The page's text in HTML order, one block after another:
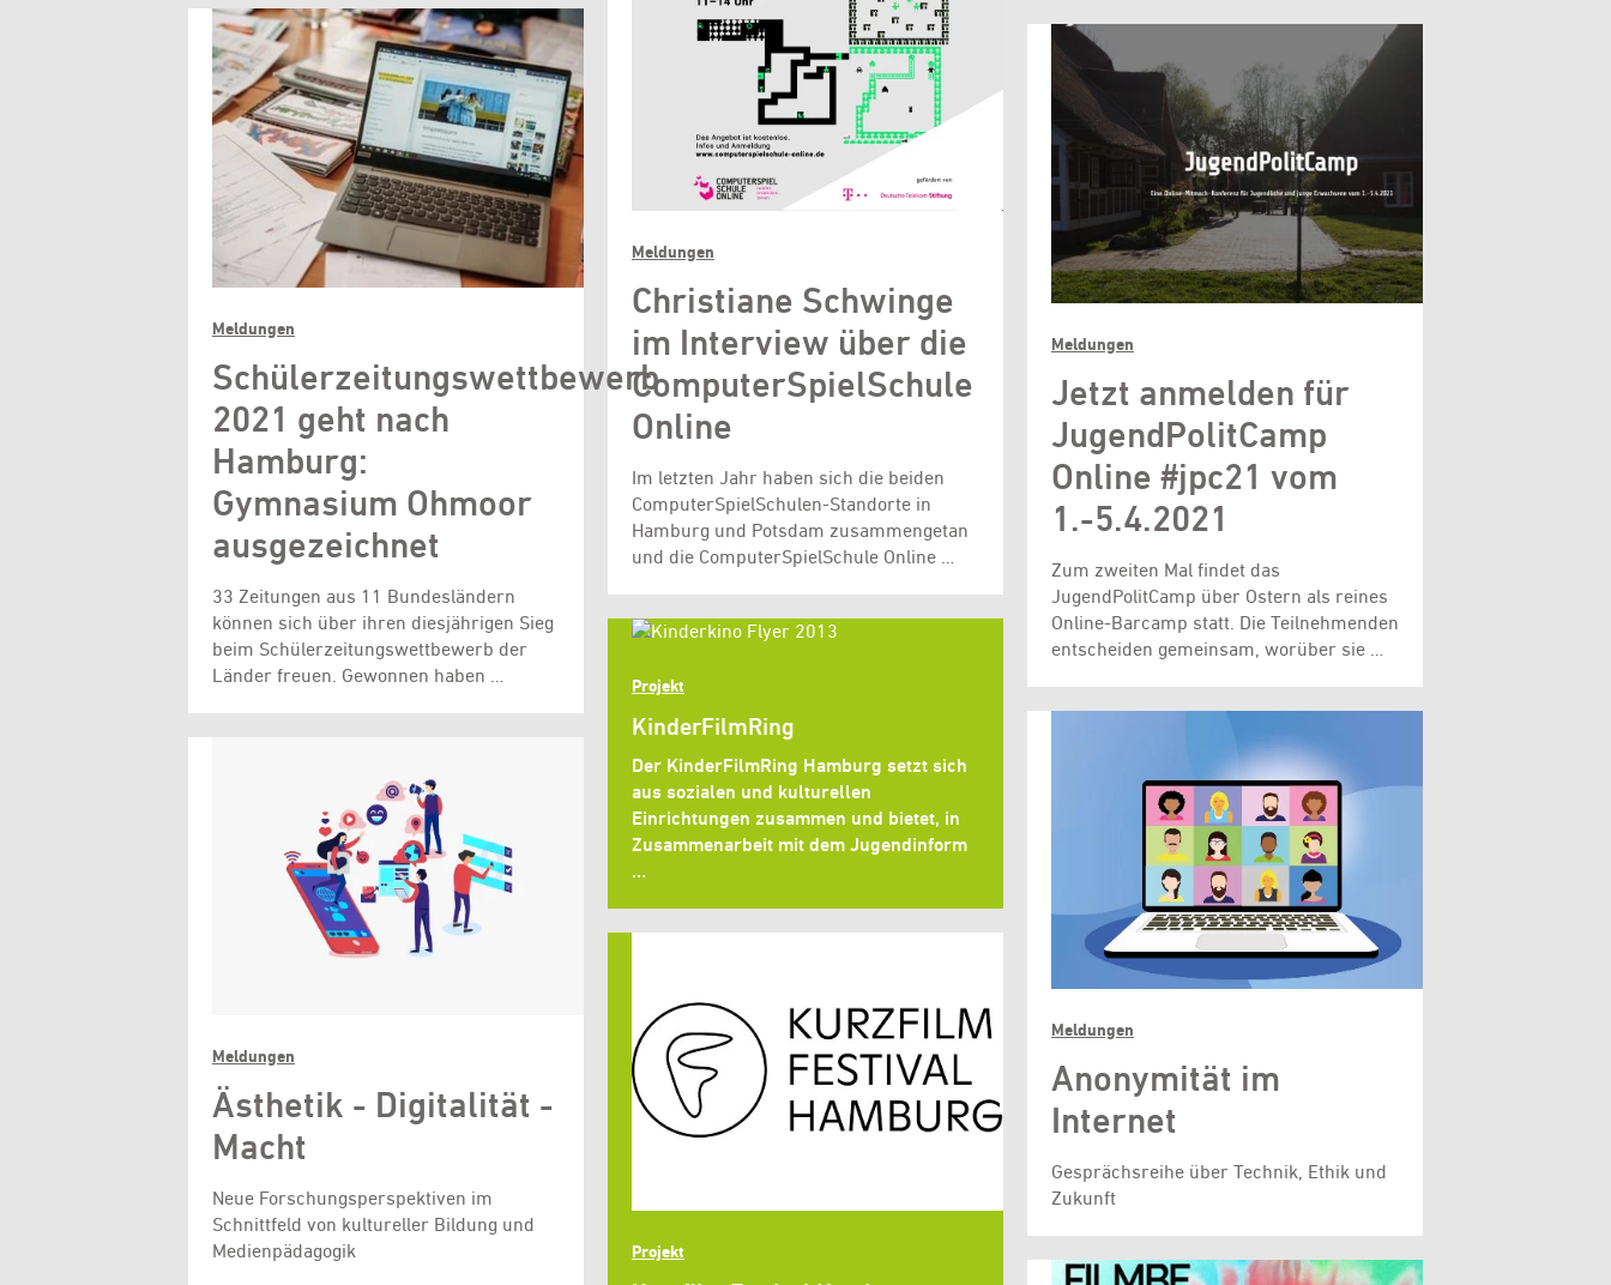
Meldungen
Christiane Schwinge
im Interview über die
ComputerSpielSchule
Online
Im letzten Jahr haben sich die beiden
ComputerSpielSchulen-Standorte in
Hamburg und Potsdam zusammengetan
und die ComputerSpielSchule Online …
Meldungen
Schülerzeitungswettbewerb
2021 geht nach
Hamburg:
Gymnasium Ohmoor
ausgezeichnet
33 Zeitungen aus 11 Bundesländern
können sich über ihren diesjährigen Sieg
beim Schülerzeitungswettbewerb der
Länder freuen. Gewonnen haben …
Meldungen
Jetzt anmelden für
JugendPolitCamp
Online #jpc21 vom
1.-5.4.2021
Zum zweiten Mal findet das
JugendPolitCamp über Ostern als reines
Online-Barcamp statt. Die Teilnehmenden
entscheiden gemeinsam, worüber sie …
Projekt
KinderFilmRing
Der KinderFilmRing Hamburg setzt sich
aus sozialen und kulturellen
Einrichtungen zusammen und bietet, in
Zusammenarbeit mit dem Jugendinform
…
Meldungen
Anonymität im
Internet
Gesprächsreihe über Technik, Ethik und
Zukunft
Meldungen
Ästhetik - Digitalität -
Macht
Neue Forschungsperspektiven im
Schnittfeld von kultureller Bildung und
Medienpädagogik
Projekt